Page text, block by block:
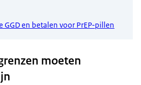
GGD en betalen voor PrEP-pillen
moeten